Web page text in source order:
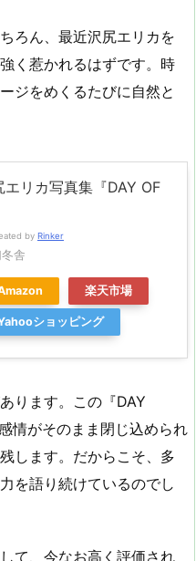
ろん、最近沢尻エリカを
く惹かれるはずです。時
ジをめくるたびに自然と
エリカ写真集『DAY OF
by Rinker
舎
楽天市場
ショッピング
ります。この『DAY
情がそのまま閉じ込められ
します。だからこそ、多
を語り続けているのでし
て、今なお高く評価され